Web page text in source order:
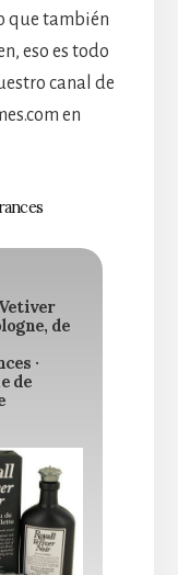
que también
eso es todo
canal de
en
de
·
de